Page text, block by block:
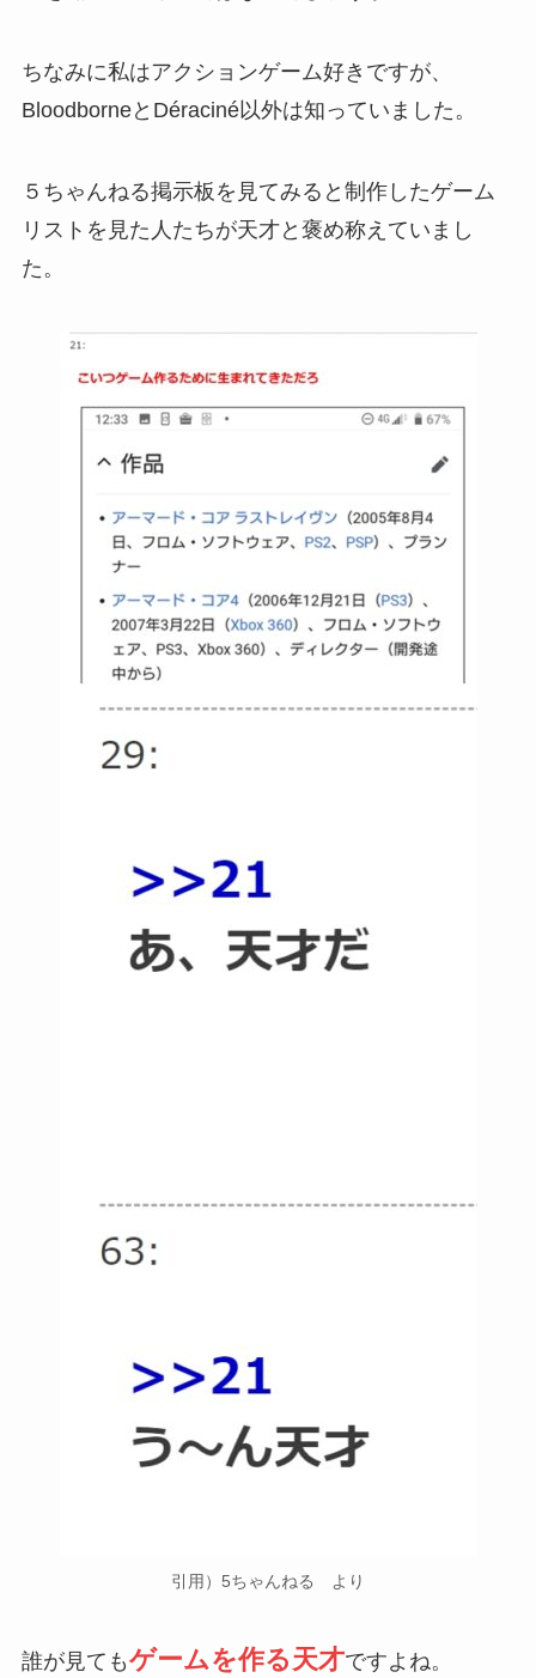
ちなみに私はアクションゲーム好きですが、
BloodborneとDéraciné以外は知っていました。
５ちゃんねる掲示板を見てみると制作したゲーム
リストを見た人たちが天才と褒め称えていまし
た。
引用）5ちゃんねる より
誰が見てもゲームを作る天才ですよね。